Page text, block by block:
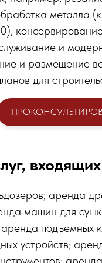
металла
и
и размещение
для
аренда
машин для
подъемных
устройств;